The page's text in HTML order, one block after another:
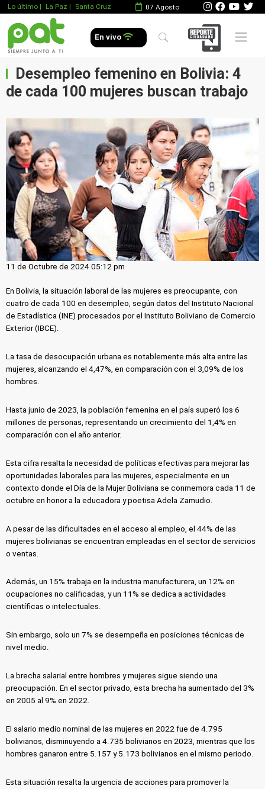
Lo último | La Paz | Santa Cruz 07 Agosto
En vivo Mobile
Desempleo femenino en Bolivia: 4
de cada 100 mujeres buscan trabajo
11 de Octubre de 2024 05:12 pm
En Bolivia, la situación laboral de las mujeres es preocupante, con
cuatro de cada 100 en desempleo, según datos del Instituto Nacional
de Estadística (INE) procesados por el Instituto Boliviano de Comercio
Exterior (IBCE).
La tasa de desocupación urbana es notablemente más alta entre las
mujeres, alcanzando el 4,47%, en comparación con el 3,09% de los
hombres.
Hasta junio de 2023, la población femenina en el país superó los 6
millones de personas, representando un crecimiento del 1,4% en
comparación con el año anterior.
Esta cifra resalta la necesidad de políticas efectivas para mejorar las
oportunidades laborales para las mujeres, especialmente en un
contexto donde el Día de la Mujer Boliviana se conmemora cada 11 de
octubre en honor a la educadora y poetisa Adela Zamudio.
A pesar de las dificultades en el acceso al empleo, el 44% de las
mujeres bolivianas se encuentran empleadas en el sector de servicios
o ventas.
Además, un 15% trabaja en la industria manufacturera, un 12% en
ocupaciones no calificadas, y un 11% se dedica a actividades
científicas o intelectuales.
Sin embargo, solo un 7% se desempeña en posiciones técnicas de
nivel medio.
La brecha salarial entre hombres y mujeres sigue siendo una
preocupación. En el sector privado, esta brecha ha aumentado del 3%
en 2005 al 9% en 2022.
El salario medio nominal de las mujeres en 2022 fue de 4.795
bolivianos, disminuyendo a 4.735 bolivianos en 2023, mientras que los
hombres ganaron entre 5.157 y 5.173 bolivianos en el mismo periodo.
Esta situación resalta la urgencia de acciones para promover la